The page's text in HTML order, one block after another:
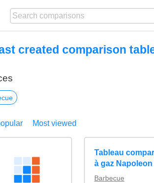
created comparison
Most viewed
Tableau
à gaz Napoleon
Barbecue